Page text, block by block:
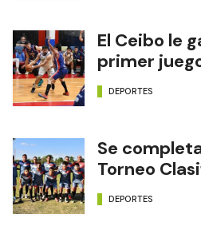
El Ceibo le
primer
DEPORTES
Se
Torneo
DEPORTES